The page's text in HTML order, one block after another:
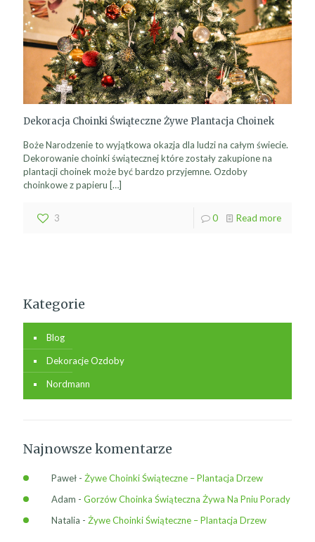
Dekoracja Choinki Świąteczne Żywe Plantacja Choinek
Boże Narodzenie to wyjątkowa okazja dla ludzi na całym świecie.
Dekorowanie choinki świątecznej które zostały zakupione na
plantacji choinek może być bardzo przyjemne. Ozdoby
choinkowe z papieru […]
3 0 Read more
Kategorie
Blog
Dekoracje Ozdoby
Nordmann
Najnowsze komentarze
Paweł - Żywe Choinki Świąteczne – Plantacja Drzew
Adam - Gorzów Choinka Świąteczna Żywa Na Pniu Porady
Natalia - Żywe Choinki Świąteczne – Plantacja Drzew